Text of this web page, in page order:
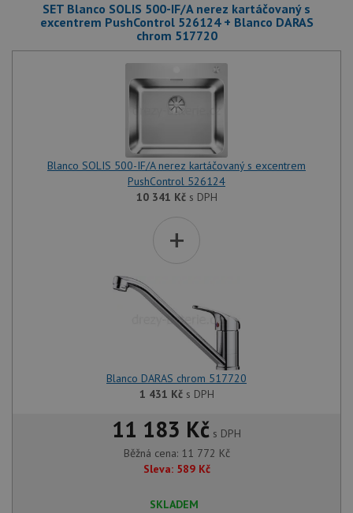
SET Blanco SOLIS 500-IF/A nerez kartáčovaný s
excentrem PushControl 526124 + Blanco DARAS
chrom 517720
Blanco SOLIS 500-IF/A nerez kartáčovaný s excentrem
PushControl 526124
10 341 Kčs DPH
+
Blanco DARAS chrom 517720
1 431 Kčs DPH
11 183 Kč s DPH
Běžná cena: 11 772 Kč
Sleva: 589 Kč
SKLADEM